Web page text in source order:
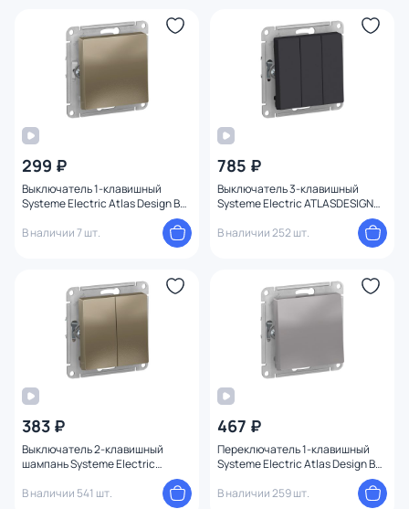
299 ₽
Выключатель 1-клавишный
Systeme Electric Atlas Design BD-
В наличии 7 шт.
785 ₽
Выключатель 3-клавишный
Systeme Electric ATLASDESIGN
В наличии 252 шт.
383 ₽
Выключатель 2-клавишный
шампань Systeme Electric
В наличии 541 шт.
467 ₽
Переключатель 1-клавишный
Systeme Electric Atlas Design BD-
В наличии 259 шт.